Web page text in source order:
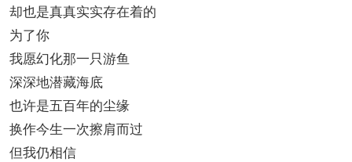
却也是真真实实存在着的
为了你
我愿幻化那一只游鱼
深深地潜藏海底
也许是五百年的尘缘
换作今生一次擦肩而过
但我仍相信